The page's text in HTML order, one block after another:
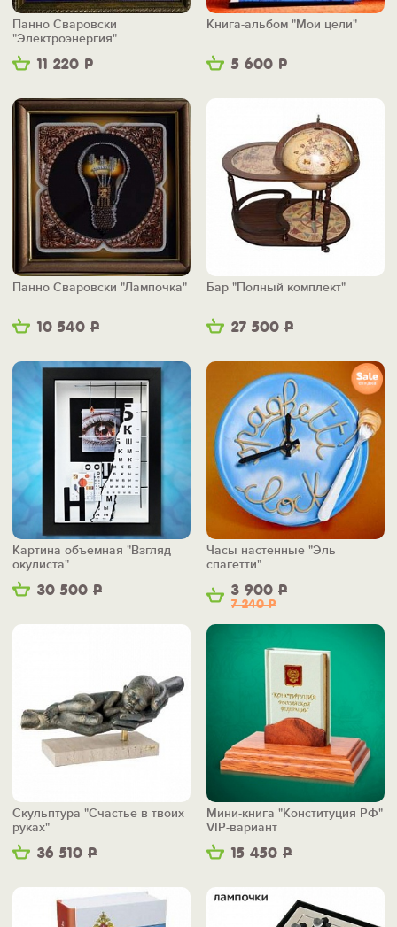
11 220 Р
Панно Сваровски
"Электроэнергия"
5 600 Р
Книга-альбом "Мои цели"
10 540 Р
Панно Сваровски "Лампочка"
27 500 Р
Бар "Полный комплект"
30 500 Р
Картина объемная "Взгляд
окулиста"
3 900 Р
7 240Р
Часы настенные "Эль
спагетти"
36 510 Р
Скульптура "Счастье в твоих
руках"
15 450 Р
Мини-книга "Конституция РФ"
VIP-вариант